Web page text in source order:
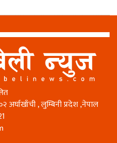
अर्घाखाँची , लुम्बिनी प्रदेश ,नेपाल